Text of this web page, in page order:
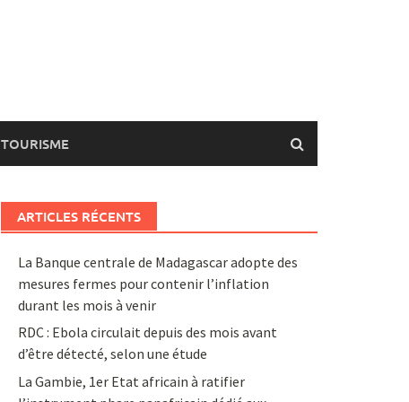
TOURISME
ARTICLES RÉCENTS
La Banque centrale de Madagascar adopte des
mesures fermes pour contenir l’inflation
durant les mois à venir
RDC : Ebola circulait depuis des mois avant
d’être détecté, selon une étude
La Gambie, 1er Etat africain à ratifier